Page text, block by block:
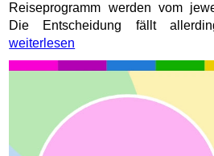
Reiseprogramm werden vom
Die Entscheidung fällt
weiterlesen